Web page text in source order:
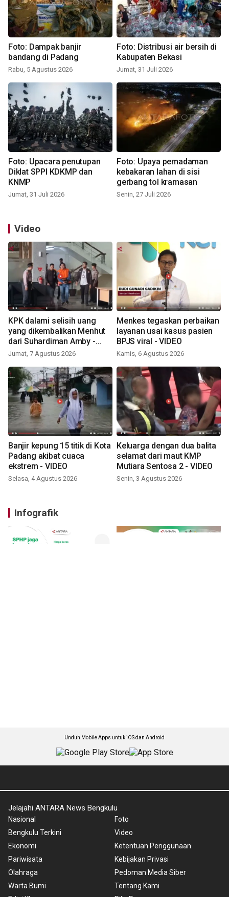
Foto: Dampak banjir
bandang di Padang
Rabu, 5 Agustus 2026
Foto: Distribusi air bersih di
Kabupaten Bekasi
Jumat, 31 Juli 2026
Foto: Upacara penutupan
Diklat SPPI KDKMP dan
KNMP
Jumat, 31 Juli 2026
Foto: Upaya pemadaman
kebakaran lahan di sisi
gerbang tol kramasan
Senin, 27 Juli 2026
Video
KPK dalami selisih uang
yang dikembalikan Menhut
dari Suhardiman Amby -
VIDEO
Jumat, 7 Agustus 2026
Menkes tegaskan perbaikan
layanan usai kasus pasien
BPJS viral - VIDEO
Kamis, 6 Agustus 2026
Banjir kepung 15 titik di Kota
Padang akibat cuaca
ekstrem - VIDEO
Selasa, 4 Agustus 2026
Keluarga dengan dua balita
selamat dari maut KMP
Mutiara Sentosa 2 - VIDEO
Senin, 3 Agustus 2026
Infografik
Unduh Mobile Apps untuk iOS dan Android
Jelajahi ANTARA News Bengkulu
Nasional
Bengkulu Terkini
Ekonomi
Pariwisata
Olahraga
Warta Bumi
Foto
Video
Ketentuan Penggunaan
Kebijakan Privasi
Pedoman Media Siber
Tentang Kami